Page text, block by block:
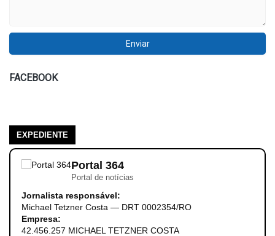
FACEBOOK
EXPEDIENTE
Portal 364
Portal de notícias
Jornalista responsável:
Michael Tetzner Costa — DRT 0002354/RO
Empresa:
42.456.257 MICHAEL TETZNER COSTA